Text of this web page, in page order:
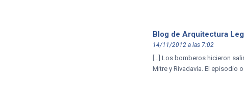
Blog de Arquitectura
14/11/2012 a las 7:02
[…] Los bomberos hicieron
Mitre y Rivadavia. El episodio